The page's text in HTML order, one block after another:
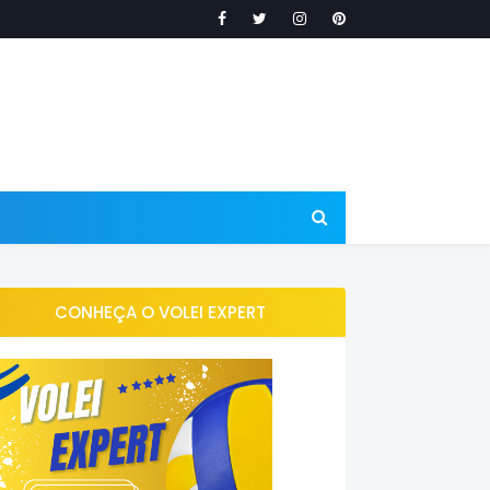
CONHEÇA O VOLEI EXPERT